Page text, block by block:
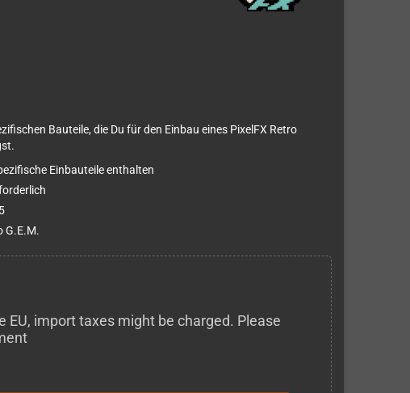
Bauteile, die Du für den Einbau eines PixelFX Retro
Einbauteile enthalten
G.E.M.
EU, import taxes might be charged. Please